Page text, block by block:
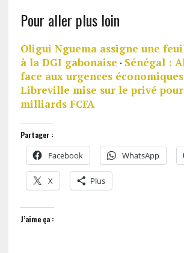
Pour aller plus loin
Oligui Nguema assigne une
à la DGI gabonaise · Sénégal :
face aux urgences économiques
Libreville mise sur le privé
milliards FCFA
Partager :
Facebook WhatsApp
X Plus
J’aime ça :